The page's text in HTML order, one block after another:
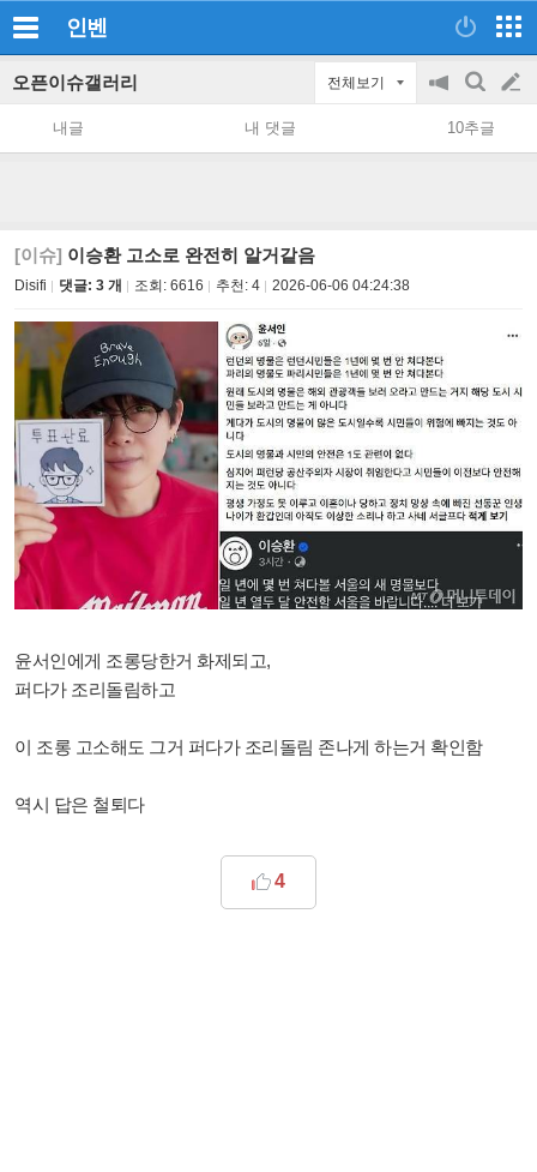
인벤
오픈이슈갤러리 전체보기
공
지
on/off
검
색
글
쓰
내글 내 댓글 10추글
[이슈] 이승환 고소로 완전히 알거같음
Disifi 댓글: 3 개 조회: 6616 추천: 4 2026-06-06 04:24:38
윤서인에게 조롱당한거 화제되고,
퍼다가 조리돌림하고
이 조롱 고소해도 그거 퍼다가 조리돌림 존나게 하는거 확인함
역시 답은 철퇴다
4